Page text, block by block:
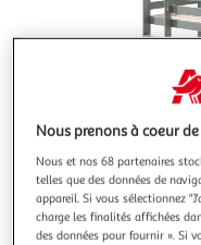
Nous prenons à coeur
Nous et nos 68 partenaires
telles que des données de
appareil. Si vous sélectionnez
charge les finalités affichées
des données pour fournir ». Si